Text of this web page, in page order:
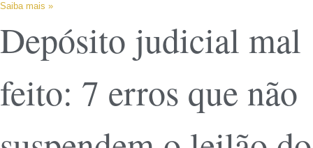
Saiba mais »
Depósito judicial mal
feito: 7 erros que não